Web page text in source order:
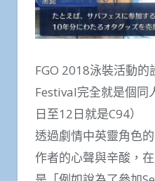
FGO 2018泳裝活動
Festival完全就是個同
日至12日就是C94）
透過劇情中英靈角色
作者的心聲與辛酸，